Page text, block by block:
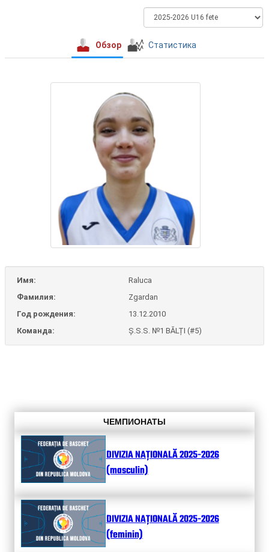
Обзор Статистика
Имя:
Raluca
Фамилия:
Zgardan
Год рождения:
13.12.2010
Команда:
Ș.S.S. №1 BĂLȚI (#5)
ЧЕМПИОНАТЫ
DIVIZIA NAȚIONALĂ 2025-2026
(masculin)
DIVIZIA NAȚIONALĂ 2025-2026
(feminin)